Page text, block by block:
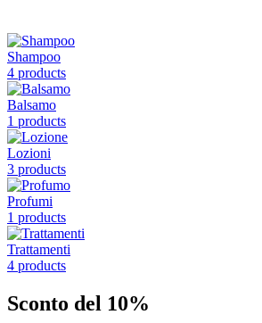
Shampoo
4 products
Balsamo
1 products
Lozioni
3 products
Profumi
1 products
Trattamenti
4 products
Sconto del 10%